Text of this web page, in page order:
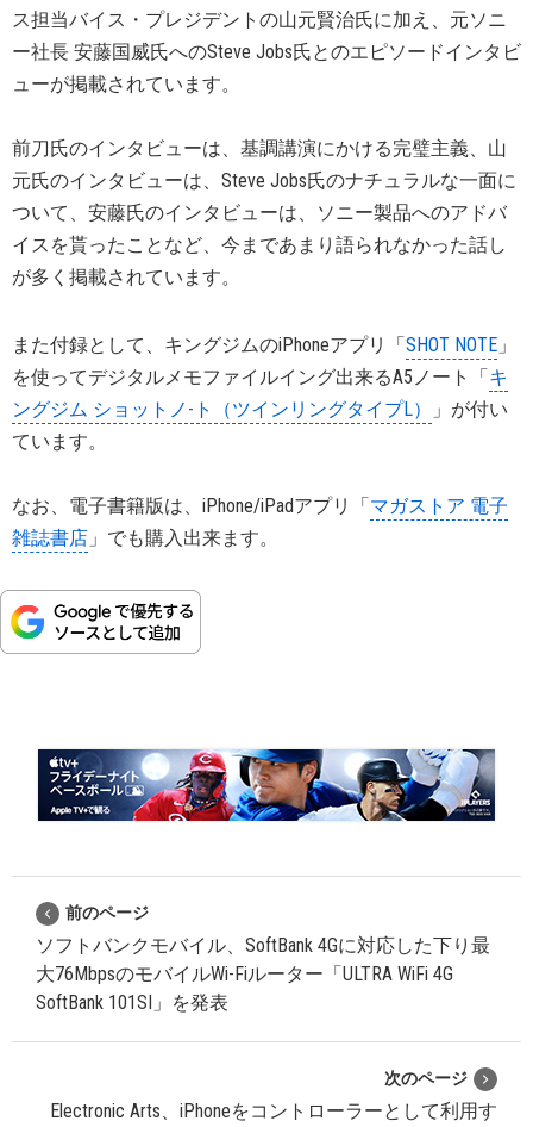
ス担当バイス・プレジデントの山元賢治氏に加え、元ソニ
ー社長 安藤国威氏へのSteve Jobs氏とのエピソードインタビ
ューが掲載されています。
前刀氏のインタビューは、基調講演にかける完璧主義、山
元氏のインタビューは、Steve Jobs氏のナチュラルな一面に
ついて、安藤氏のインタビューは、ソニー製品へのアドバ
イスを貰ったことなど、今まであまり語られなかった話し
が多く掲載されています。
また付録として、キングジムのiPhoneアプリ「SHOT NOTE 」
を使ってデジタルメモファイルイング出来るA5ノート「キ
ングジム ショットノ-ト（ツインリングタイプL）
」が付い
ています。
なお、電子書籍版は、iPhone/iPadアプリ「マガストア 電子
雑誌書店 」でも購入出来ます。
前のページ
ソフトバンクモバイル、SoftBank 4Gに対応した下り最
大76MbpsのモバイルWi-Fiルーター「ULTRA WiFi 4G
SoftBank 101SI」を発表
次のページ
Electronic Arts、iPhoneをコントローラーとして利用す